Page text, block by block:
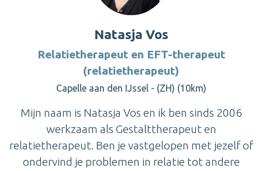
Natasja Vos
Relatietherapeut en EFT-therapeut
(relatietherapeut)
Capelle aan den IJssel - (ZH) (10km)
Mijn naam is Natasja Vos en ik ben sinds 2006
werkzaam als Gestalttherapeut en
relatietherapeut. Ben je vastgelopen met jezelf of
ondervind je problemen in relatie tot andere